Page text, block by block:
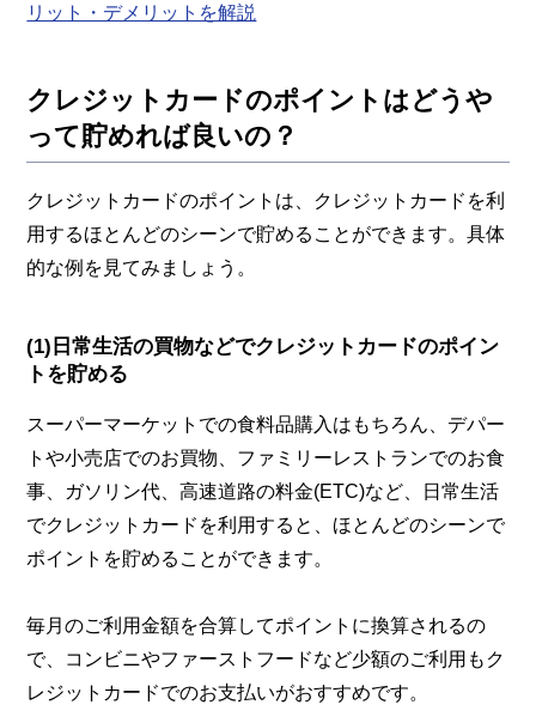
リット・デメリットを解説
クレジットカードのポイントはどうや
って貯めれば良いの？
クレジットカードのポイントは、クレジットカードを利
用するほとんどのシーンで貯めることができます。具体
的な例を見てみましょう。
(1)日常生活の買物などでクレジットカードのポイン
トを貯める
スーパーマーケットでの食料品購入はもちろん、デパー
トや小売店でのお買物、ファミリーレストランでのお食
事、ガソリン代、高速道路の料金(ETC)など、日常生活
でクレジットカードを利用すると、ほとんどのシーンで
ポイントを貯めることができます。
毎月のご利用金額を合算してポイントに換算されるの
で、コンビニやファーストフードなど少額のご利用もク
レジットカードでのお支払いがおすすめです。